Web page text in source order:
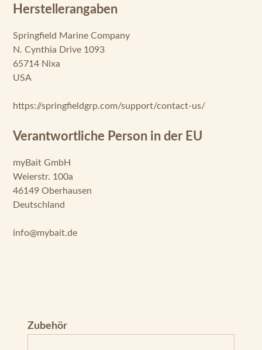
Herstellerangaben
Springfield Marine Company
N. Cynthia Drive 1093
65714 Nixa
USA
https://springfieldgrp.com/support/contact-us/
Verantwortliche Person in der EU
myBait GmbH
Weierstr. 100a
46149 Oberhausen
Deutschland
info@mybait.de
Produktgalerie überspringen
Zubehör